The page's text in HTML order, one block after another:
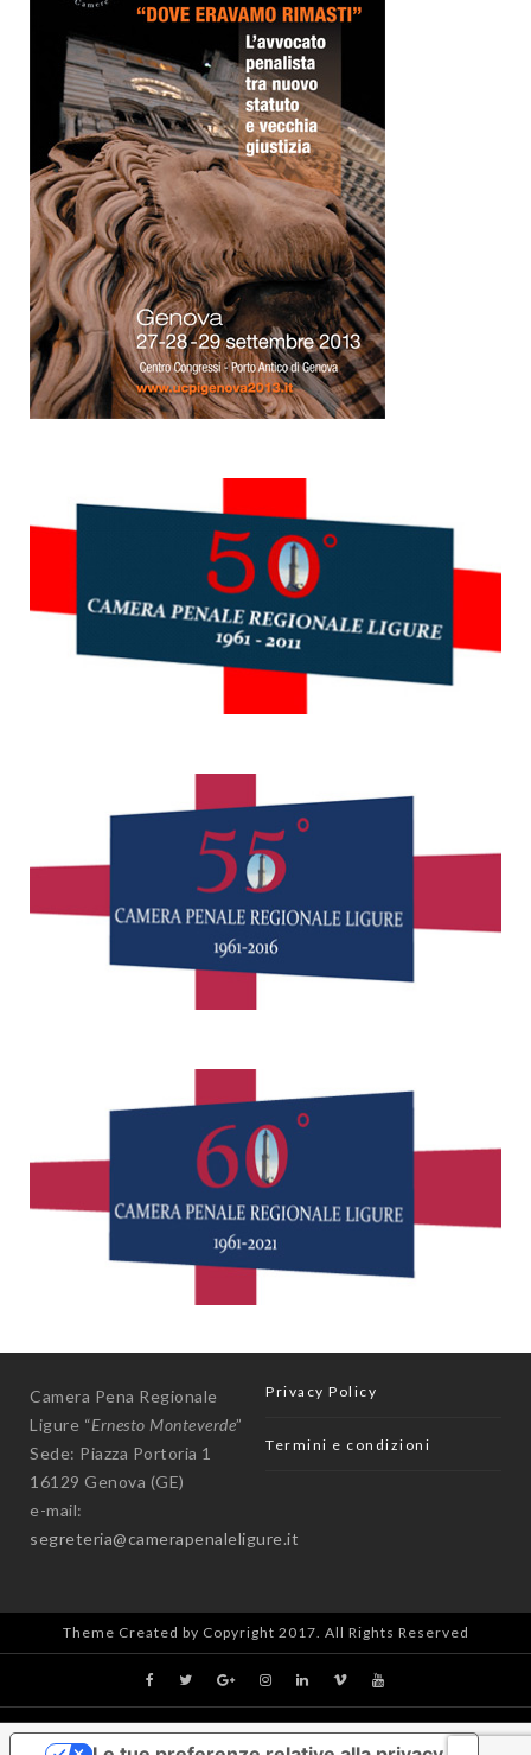
Camera Pena Regionale
Ligure “Ernesto Monteverde”
Sede: Piazza Portoria 1
16129 Genova (GE)
e-mail:
segreteria@camerapenaleligure.it
Privacy Policy
Termini e condizioni
Theme Created by Copyright 2017. All Rights Reserved